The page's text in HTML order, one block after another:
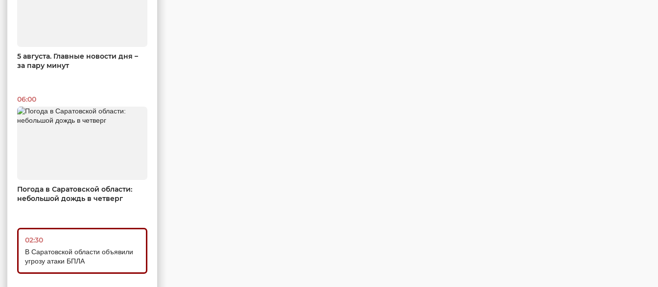
5 августа. Главные новости дня –
за пару минут
06:00
Погода в Саратовской области:
небольшой дождь в четверг
02:30
В Саратовской области объявили
угрозу атаки БПЛА